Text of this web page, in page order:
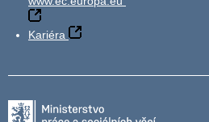
Kariéra